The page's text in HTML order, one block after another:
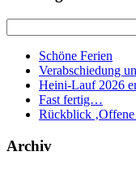
Schöne Ferien
Verabschiedung
Heini-Lauf 2026
Fast fertig…
Rückblick
Archiv